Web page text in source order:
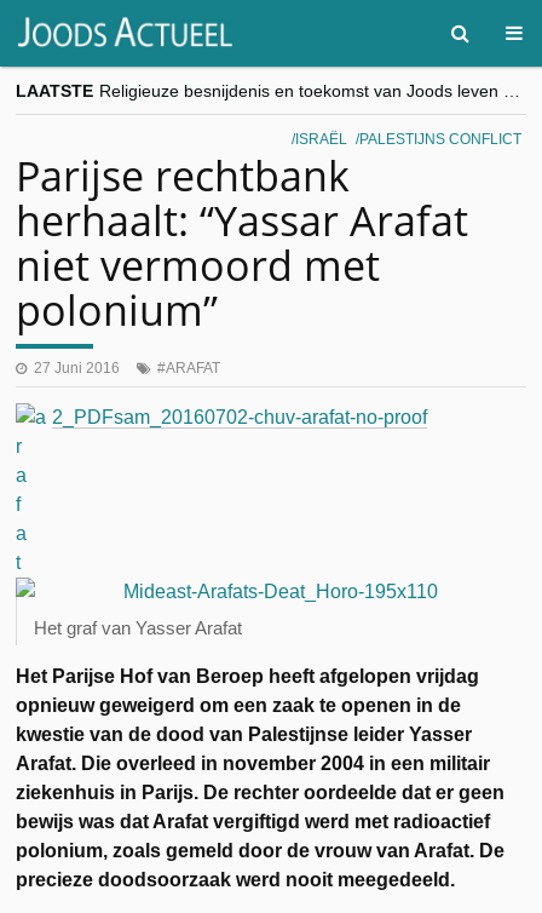
LAATSTE
“Besnijdenisdebat toont hoe moeilijk seculiere Westen minderheden begrijpt”, Jinnih Beels (Vooruit)
CITYTRIP | ROEMENIË – Boekarest: de verrassing van Oost-Europa
ISRAËL PALESTIJNS CONFLICT
Parijse rechtbank
herhaalt: “Yassar Arafat
niet vermoord met
polonium”
27 Juni 2016 ARAFAT
2_PDFsam_20160702-chuv-arafat-no-proof
Het graf van Yasser Arafat
Het Parijse Hof van Beroep heeft afgelopen vrijdag
opnieuw geweigerd om een zaak te openen in de
kwestie van de dood van Palestijnse leider Yasser
Arafat. Die overleed in november 2004 in een militair
ziekenhuis in Parijs. De rechter oordeelde dat er geen
bewijs was dat Arafat vergiftigd werd met radioactief
polonium, zoals gemeld door de vrouw van Arafat. De
precieze doodsoorzaak werd nooit meegedeeld.